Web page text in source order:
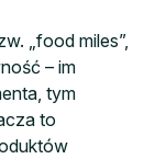
„food miles”,
– im
tym
to